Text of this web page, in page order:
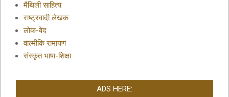
मैथिली साहित्य
राष्ट्रवादी लेखक
लोक-वेद
वाल्मीकि रामायण
संस्कृत भाषा-शिक्षा
ADS HERE: